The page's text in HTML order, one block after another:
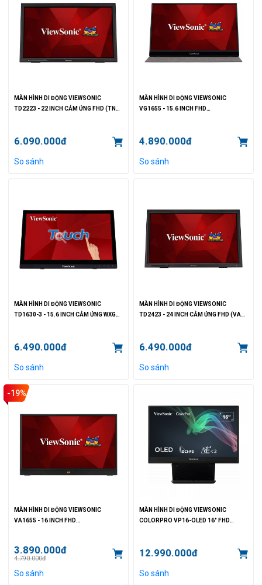
MÀN HÌNH DI ĐỘNG VIEWSONIC
TD2223 - 22 INCH CẢM ỨNG FHD (TN
6.090.000đ
So sánh
MÀN HÌNH DI ĐỘNG VIEWSONIC
VG1655 - 15.6 INCH FHD
4.890.000đ
So sánh
MÀN HÌNH DI ĐỘNG VIEWSONIC
TD1630-3 - 15.6 INCH CẢM ỨNG WXGA
6.490.000đ
So sánh
MÀN HÌNH DI ĐỘNG VIEWSONIC
TD2423 - 24 INCH CẢM ỨNG FHD (VA
6.490.000đ
So sánh
-19%
MÀN HÌNH DI ĐỘNG VIEWSONIC
VA1655 - 16 INCH FHD
3.890.000đ
4.790.000đ
So sánh
MÀN HÌNH DI ĐỘNG VIEWSONIC
COLORPRO VP16-OLED 16" FHD
12.990.000đ
So sánh